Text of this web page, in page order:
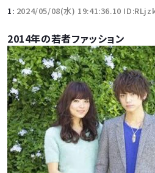
1: 2024/05/08(水) 19:41:36.10
2014年の若者ファッション